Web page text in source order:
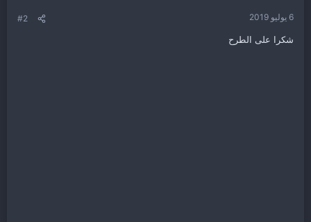
6 يوليو 2019 #2
شكرا على الطرح